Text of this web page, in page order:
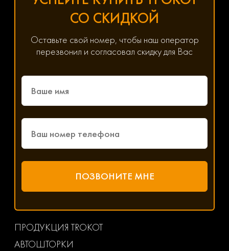
СО СКИДКОЙ
Оставьте свой номер, чтобы наш оператор
перезвонил и согласовал скидку для Вас
ПРОДУКЦИЯ TROKOT
АВТОШТОРКИ